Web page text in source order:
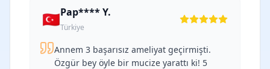
🇹🇷Pap**** Y.
Türkiye
Annem 3 başarısız ameliyat geçirmişti.
Özgür bey öyle bir mucize yarattı ki! 5